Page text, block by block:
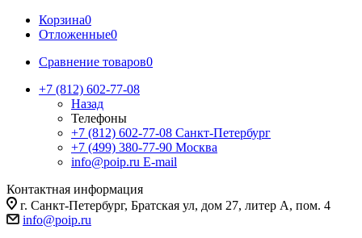
Корзина0
Отложенные0
Сравнение товаров0
+7 (812) 602-77-08
Назад
Телефоны
+7 (812) 602-77-08 Санкт-Петербург
+7 (499) 380-77-90 Москва
info@poip.ru E-mail
Контактная информация
г. Санкт-Петербург, Братская ул, дом 27, литер А, пом. 4
info@poip.ru